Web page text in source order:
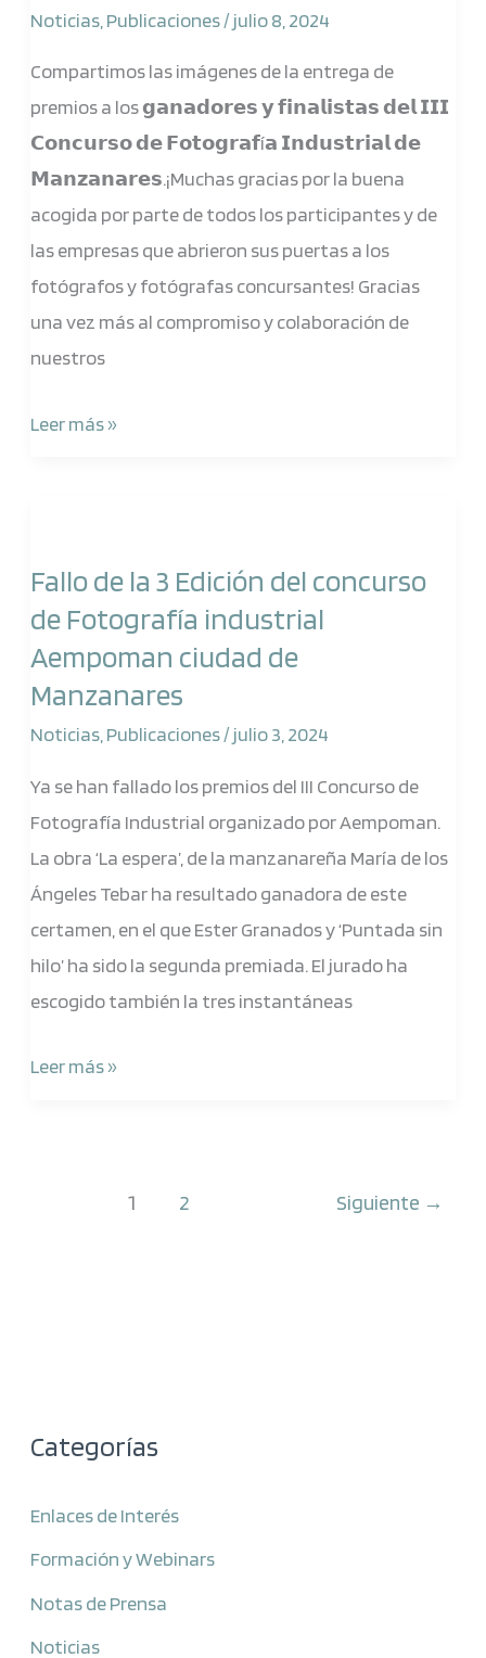
Noticias Publicaciones/julio 8, 2024
Compartimos las imágenes de la entrega de
premios a los 𝗴𝗮𝗻𝗮𝗱𝗼𝗿𝗲𝘀 𝘆 𝗳𝗶𝗻𝗮𝗹𝗶𝘀𝘁𝗮𝘀 𝗱𝗲𝗹 𝗜𝗜𝗜
𝗖𝗼𝗻𝗰𝘂𝗿𝘀𝗼 𝗱𝗲 𝗙𝗼𝘁𝗼𝗴𝗿𝗮𝗳í𝗮 𝗜𝗻𝗱𝘂𝘀𝘁𝗿𝗶𝗮𝗹 𝗱𝗲
𝗠𝗮𝗻𝘇𝗮𝗻𝗮𝗿𝗲𝘀.¡Muchas gracias por la buena
acogida por parte de todos los participantes y de
las empresas que abrieron sus puertas a los
fotógrafos y fotógrafas concursantes! Gracias
una vez más al compromiso y colaboración de
nuestros
Edición
concurso
de
Fotografía
industrial
Aempoman
ciudad
de
Manzanares
Leer más »
Fallo de la 3 Edición del concurso
de Fotografía industrial
Aempoman ciudad de
Manzanares
Noticias,Publicaciones/julio 3, 2024
Ya se han fallado los premios del III Concurso de
Fotografía Industrial organizado por Aempoman.
La obra ‘La espera’, de la manzanareña María de los
Ángeles Tebar ha resultado ganadora de este
certamen, en el que Ester Granados y ‘Puntada sin
hilo’ ha sido la segunda premiada. El jurado ha
escogido también la tres instantáneas
la
3
Edición
del
concurso
Fotografía
industrial
Aempoman
ciudad
de
Manzanares
Leer más »
1 2 Siguiente →
Categorías
Enlaces de Interés
Formación y Webinars
Notas de Prensa
Noticias